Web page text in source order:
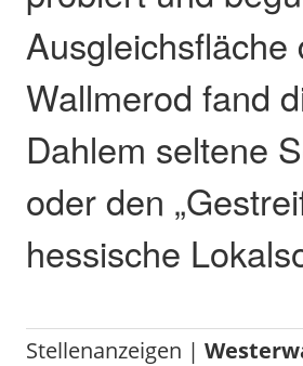
Wallmerod fand
Dahlem seltene
oder den
hessische
Stellenanzeigen |